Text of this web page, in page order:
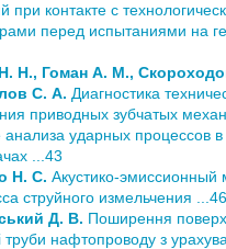
при контакте с
перед испытаниями на
Н., Гоман А. М.,
С. А. Диагностика
приводных зубчатых
анализа ударных процессов в
...43
Н. С. Акустико-эмиссионный
струйного измельчения ...46
Д. В. Поширення
труби нафтопроводу з